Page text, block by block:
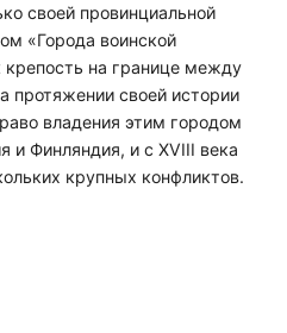
своей провинциальной
«Города воинской
на границе между
протяжении своей истории
владения этим городом
и Финляндия, и с XVIII века
крупных конфликтов.